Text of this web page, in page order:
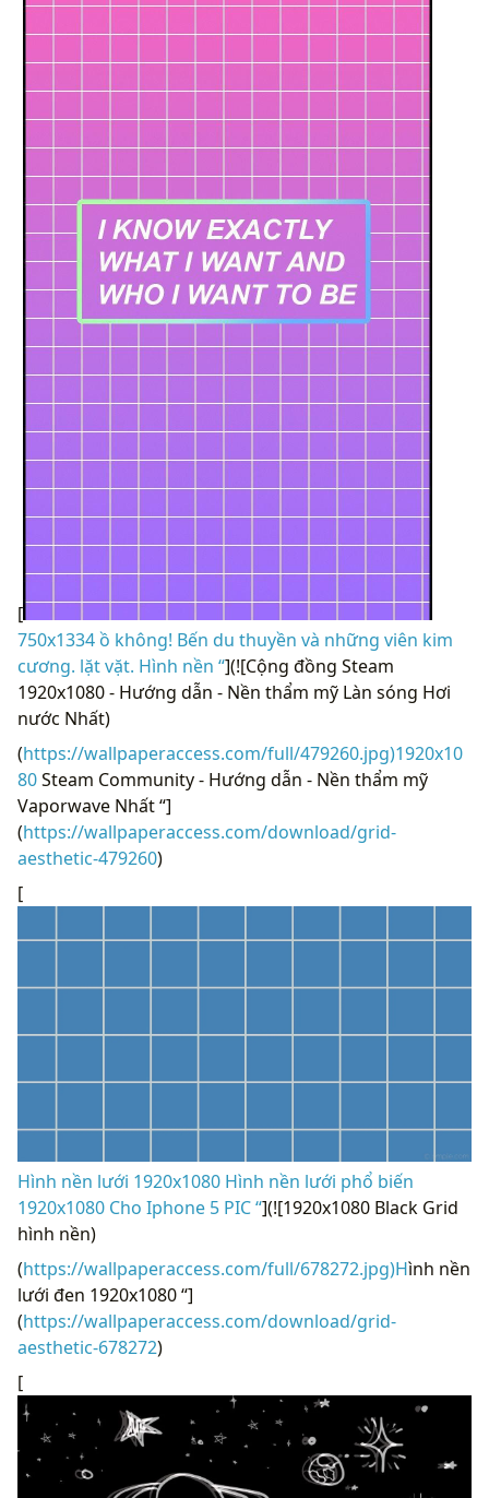
[
750x1334 ồ không! Bến du thuyền và những viên kim
cương. lặt vặt. Hình nền “](![Cộng đồng Steam
1920x1080 - Hướng dẫn - Nền thẩm mỹ Làn sóng Hơi
nước Nhất)
(https://wallpaperaccess.com/full/479260.jpg)1920x10
80Steam Community - Hướng dẫn - Nền thẩm mỹ
Vaporwave Nhất “]
(https://wallpaperaccess.com/download/grid-
aesthetic-479260)
[
Hình nền lưới 1920x1080 Hình nền lưới phổ biến
1920x1080 Cho Iphone 5 PIC “](![1920x1080 Black Grid
hình nền)
(https://wallpaperaccess.com/full/678272.jpg)Hình nền
lưới đen 1920x1080 “]
(https://wallpaperaccess.com/download/grid-
aesthetic-678272)
[